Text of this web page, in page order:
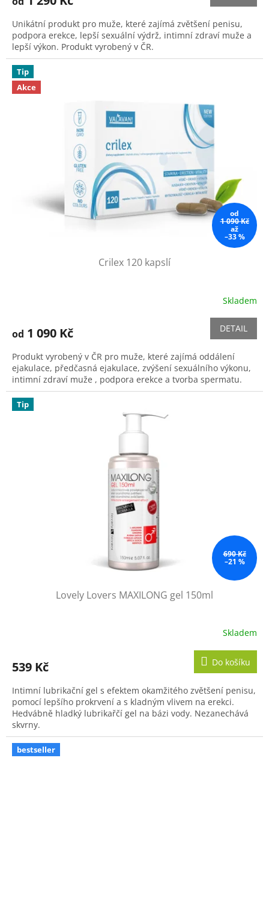
je
z
5
hvězdiček.
Unikátní produkt pro muže, které zajímá zvětšení penisu,
podpora erekce, lepší sexuální výdrž, intimní zdraví muže a
lepší výkon. Produkt vyrobený v ČR.
Tip
Akce
od
1 090 Kč
až
–33 %
Crilex 120 kapslí
je
z
5
hvězdiček.
Skladem
od 1 090 Kč DETAIL
Produkt vyrobený v ČR pro muže, které zajímá oddálení
ejakulace, předčasná ejakulace, zvýšení sexuálního výkonu,
intimní zdraví muže , podpora erekce a tvorba spermatu.
Tip
690 Kč
–21 %
Lovely Lovers MAXILONG gel 150ml
je
z
5
hvězdiček.
Skladem
539 Kč Do košíku
Intimní lubrikační gel s efektem okamžitého zvětšení penisu,
pomocí lepšího prokrvení a s kladným vlivem na erekci.
Hedvábně hladký lubrikařčí gel na bázi vody. Nezanechává
skvrny.
bestseller